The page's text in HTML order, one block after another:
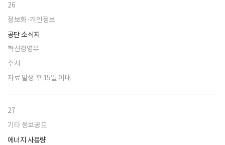
26
정보화·개인정보
공단 소식지
혁신경영부
수시
자료 발생 후 15일 이내
27
기타 정보공표
에너지 사용량